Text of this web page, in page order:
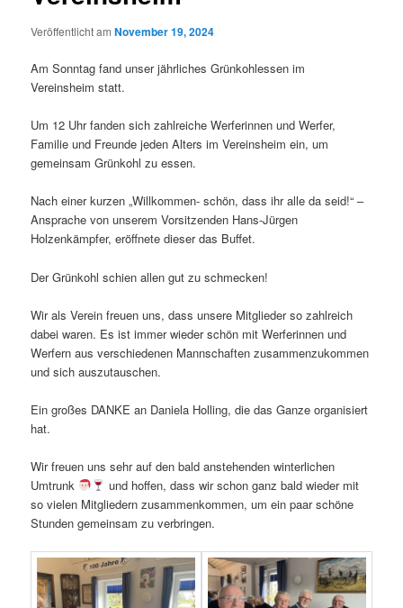
Veröffentlicht amNovember 19, 2024
Am Sonntag fand unser jährliches Grünkohlessen im
Vereinsheim statt.
Um 12 Uhr fanden sich zahlreiche Werferinnen und Werfer,
Familie und Freunde jeden Alters im Vereinsheim ein, um
gemeinsam Grünkohl zu essen.
Nach einer kurzen „Willkommen- schön, dass ihr alle da seid!“ –
Ansprache von unserem Vorsitzenden Hans-Jürgen
Holzenkämpfer, eröffnete dieser das Buffet.
Der Grünkohl schien allen gut zu schmecken!
Wir als Verein freuen uns, dass unsere Mitglieder so zahlreich
dabei waren. Es ist immer wieder schön mit Werferinnen und
Werfern aus verschiedenen Mannschaften zusammenzukommen
und sich auszutauschen.
Ein großes DANKE an Daniela Holling, die das Ganze organisiert
hat.
Wir freuen uns sehr auf den bald anstehenden winterlichen
Umtrunk
und hoffen, dass wir schon ganz bald wieder mit
so vielen Mitgliedern zusammenkommen, um ein paar schöne
Stunden gemeinsam zu verbringen.